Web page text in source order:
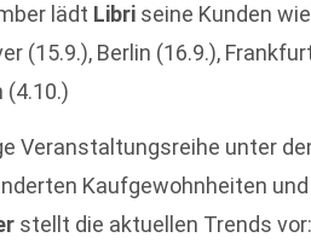
lädt Libri seine Kunden
(15.9.), Berlin (16.9.),
(4.10.)
Veranstaltungsreihe unter
Kaufgewohnheiten
stellt die aktuellen Trends